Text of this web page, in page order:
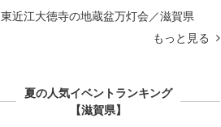
東近江大徳寺の地蔵盆万灯会／滋賀県
もっと見る
夏の人気イベントランキング
【滋賀県】